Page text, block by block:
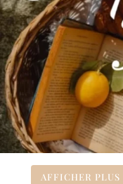
AFFICHER PLUS